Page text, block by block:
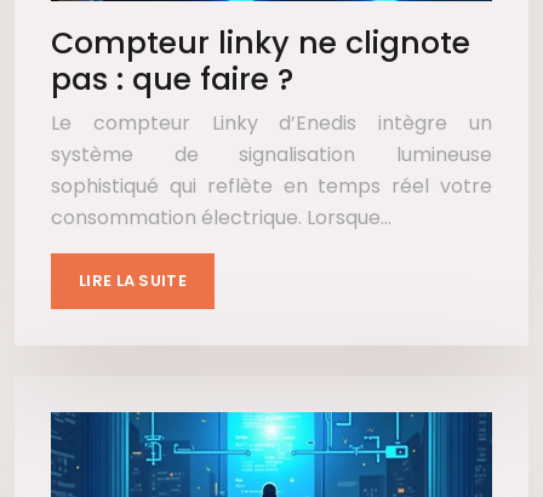
Compteur linky ne clignote
pas : que faire ?
Le compteur Linky d’Enedis intègre un
système de signalisation lumineuse
sophistiqué qui reflète en temps réel votre
consommation électrique. Lorsque…
LIRE LA SUITE